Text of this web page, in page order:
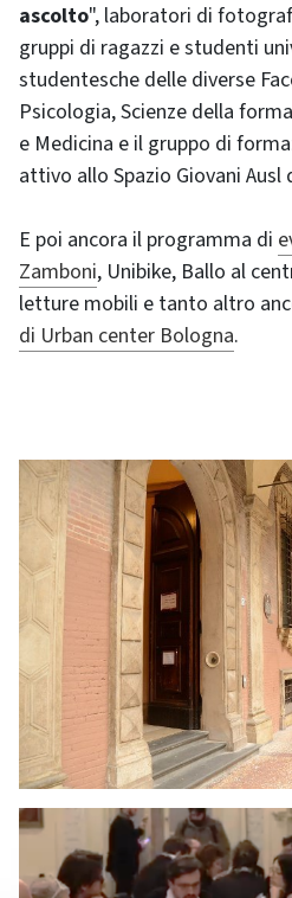
ascolto", laboratori di
gruppi di ragazzi e studenti
studentesche delle diverse
Psicologia, Scienze della
e Medicina e il gruppo di
attivo allo Spazio Giovani Ausl
E poi ancora il programma di
Zamboni, Unibike, Ballo al
letture mobili e tanto altro
di Urban center Bologna.